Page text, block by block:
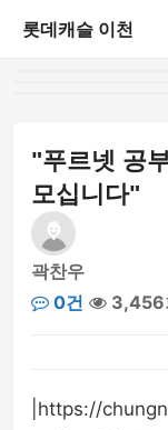
롯데캐슬 이천
"푸르넷 공
모십니다"
곽찬우
0건
3,456
|https://